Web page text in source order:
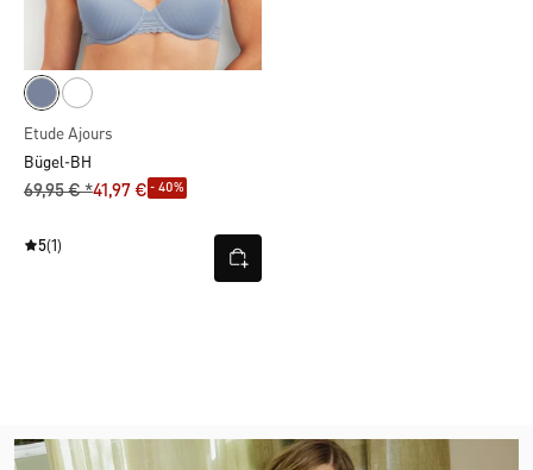
Etude Ajours
Bügel-BH
69,95 € *41,97 € - 40%
5(1)